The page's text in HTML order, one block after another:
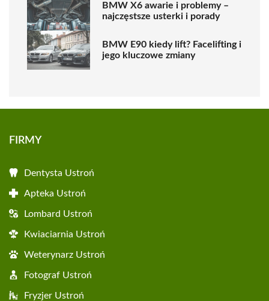
BMW X6 awarie i problemy –
najczęstsze usterki i porady
BMW E90 kiedy lift? Facelifting i
jego kluczowe zmiany
FIRMY
Dentysta Ustroń
Apteka Ustroń
Lombard Ustroń
Kwiaciarnia Ustroń
Weterynarz Ustroń
Fotograf Ustroń
Fryzjer Ustroń